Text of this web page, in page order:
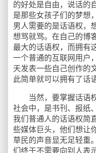
的好处是自由，说话的
是那些女孩子们的梦想
男人需要的是话语权，
想骂就骂。在自己的博
最大的话语权，而拥有
一个普通的互联网用户
天发表一些自己创作的
此简单就可以拥有了话
当然，要掌握话语权
社会中，是书刊、报纸
我们普通人的话语权简
些媒体巨头，他们想让
草民的声音显无足轻重
们终于不需要向别人表